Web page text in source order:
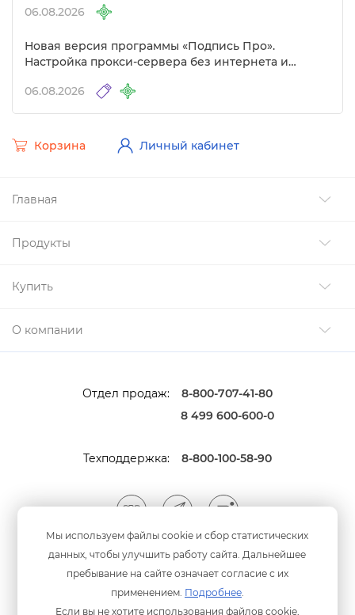
Мы используем файлы cookie и сбор статистических
данных, чтобы улучшить работу сайта. Дальнейшее
пребывание на сайте означает согласие с их
применением. Подробнее.
Если вы не хотите использования файлов cookie,
06.08.2026
Новая версия программы «Подпись Про».
Настройка прокси-сервера без интернета и
06.08.2026
Главная
Продукты
Купить
О компании
Корзина Личный кабинет
Отдел продаж:
8-800-707-41-80
8 499 600-600-0
Техподдержка: 8-800-100-58-90
Мы принимаем оплату
анковскими картами